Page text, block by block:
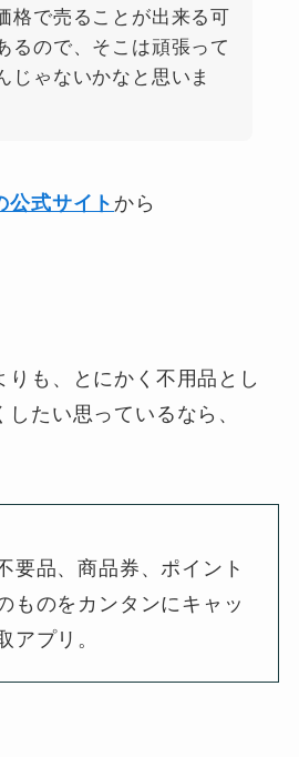
格で売ることが出来る可
るので、そこは頑張って
じゃないかなと思いま
公式サイト から
りも、とにかく不用品とし
たい思っているなら、
要品、商品券、ポイント
ものをカンタンにキャッ
アプリ。